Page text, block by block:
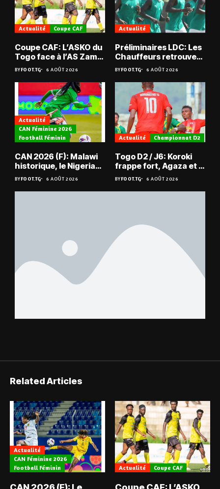
Actualité Coupe CAF
Coupe CAF: L’ASKO du
Togo face à l’AS Zam
du Niger
BYFOOT.TG 6 AOÛT 2026
Actualité
Préliminaires LDC: Les
Chauffeurs retrouvent
les Mimos
BYFOOT.TG 6 AOÛT 2026
Actualité
CAN Féminine 2026
Football Féminin
CAN 2026 (F): Malawi
historique, le Nigeria
sauvé, la Zambie
éliminée
BYFOOT.TG 6 AOÛT 2026
Actualité Championnat D2
Togo D2 / J6: Koroki
frappe fort, Agaza et la
JCA assurent,
suspense avant Sara
FC – Doumbé FC
BYFOOT.TG 6 AOÛT 2026
Related Articles
Actualité
CAN Féminine 2026
Football Féminin
Actualité Coupe CAF